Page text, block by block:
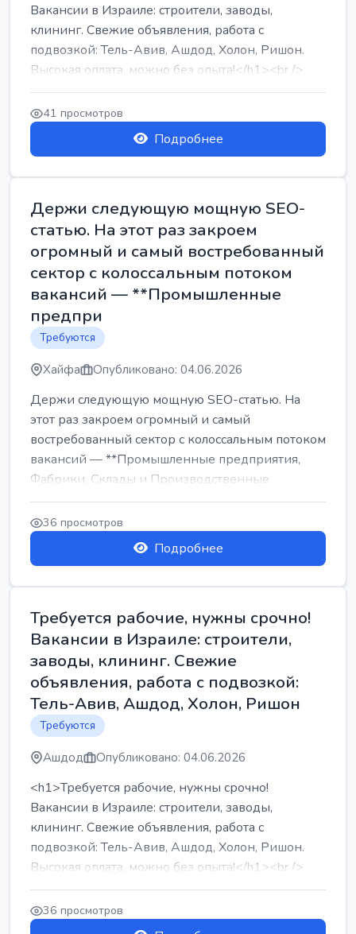
Вакансии в Израиле: строители, заводы,
клининг. Свежие объявления, работа с
подвозкой: Тель-Авив, Ашдод, Холон, Ришон.
Высокая оплата, можно без опыта!</h1><br />
...
41 просмотров
Подробнее
Держи следующую мощную SEO-
статью. На этот раз закроем
огромный и самый востребованный
сектор с колоссальным потоком
вакансий — **Промышленные
предпри
Требуются
Хайфа Опубликовано: 04.06.2026
Держи следующую мощную SEO-статью. На
этот раз закроем огромный и самый
востребованный сектор с колоссальным потоком
вакансий — **Промышленные предприятия,
Фабрики, Склады и Производственные
заводы** ...
36 просмотров
Подробнее
Требуется рабочие, нужны срочно!
Вакансии в Израиле: строители,
заводы, клининг. Свежие
объявления, работа с подвозкой:
Тель-Авив, Ашдод, Холон, Ришон
Требуются
Ашдод Опубликовано: 04.06.2026
<h1>Требуется рабочие, нужны срочно!
Вакансии в Израиле: строители, заводы,
клининг. Свежие объявления, работа с
подвозкой: Тель-Авив, Ашдод, Холон, Ришон.
Высокая оплата, можно без опыта!</h1><br />
...
36 просмотров